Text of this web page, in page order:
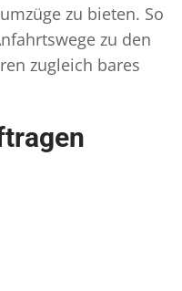
zu bieten. So
zu den
zugleich bares